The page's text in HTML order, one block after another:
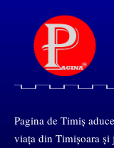
Pagina de Timiș
viața din Timișoara și